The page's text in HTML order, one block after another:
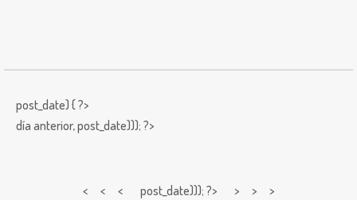
post_date) { ?>
día anterior,post_date))); ?>
< < < post_date))); ?> > > >